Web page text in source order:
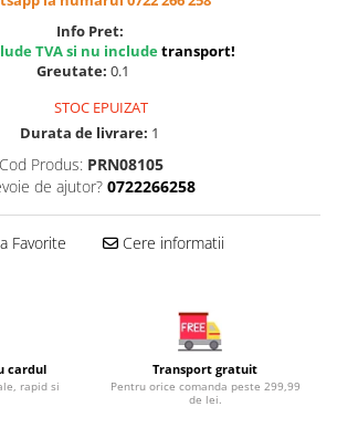
mic
Info Pret:
TVA si nu includetransport!
Greutate: 0.1
STOC EPUIZAT
Durata de livrare: 1
Cod Produs: PRN08105
de ajutor? 0722266258
Favorite Cere informatii
cardul
rapid si
Transport gratuit
Pentru orice comanda peste 299,99
de lei.